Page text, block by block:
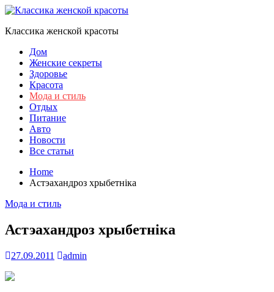
Skip
content
Классика женской красоты
Дом
Женские секреты
Здоровье
Красота
Мода и стиль
Отдых
Питание
Авто
Новости
Все статьи
Home
Астэахандроз хрыбетніка
Мода и стиль
Астэахандроз хрыбетніка
27.09.2011 admin